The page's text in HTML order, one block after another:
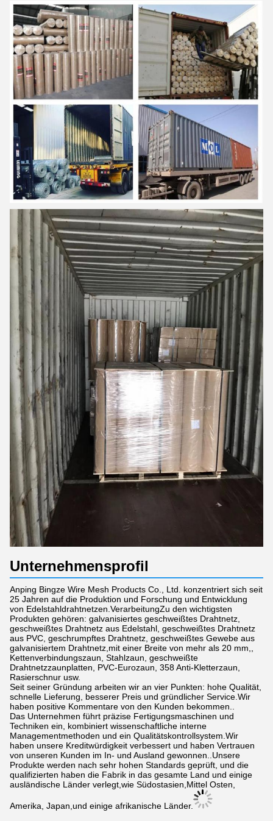
Unternehmensprofil
Anping Bingze Wire Mesh Products Co., Ltd. konzentriert sich seit
25 Jahren auf die Produktion und Forschung und Entwicklung
von Edelstahldrahtnetzen.VerarbeitungZu den wichtigsten
Produkten gehören: galvanisiertes geschweißtes Drahtnetz,
geschweißtes Drahtnetz aus Edelstahl, geschweißtes Drahtnetz
aus PVC, geschrumpftes Drahtnetz, geschweißtes Gewebe aus
galvanisiertem Drahtnetz,mit einer Breite von mehr als 20 mm,,
Kettenverbindungszaun, Stahlzaun, geschweißte
Drahtnetzzaunplatten, PVC-Eurozaun, 358 Anti-Kletterzaun,
Rasierschnur usw.
Seit seiner Gründung arbeiten wir an vier Punkten: hohe Qualität,
schnelle Lieferung, besserer Preis und gründlicher Service.Wir
haben positive Kommentare von den Kunden bekommen..
Das Unternehmen führt präzise Fertigungsmaschinen und
Techniken ein, kombiniert wissenschaftliche interne
Managementmethoden und ein Qualitätskontrollsystem.Wir
haben unsere Kreditwürdigkeit verbessert und haben Vertrauen
von unseren Kunden im In- und Ausland gewonnen..Unsere
Produkte werden nach sehr hohen Standards geprüft, und die
qualifizierten haben die Fabrik in das gesamte Land und einige
ausländische Länder verlegt,wie Südostasien,Mittel Osten,
Amerika, Japan,und einige afrikanische Länder.